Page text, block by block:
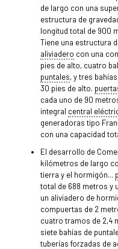
de largo con una
estructura de
longitud total de 900
Tiene una estructura
aliviadero con una
pies de alto, cuatro
puntales, y tres
30 pies de alto.
cada uno de 90
integral central
generadoras tipo
con una capacidad
El desarrollo de
kilómetros de largo
tierra y el hormigón...
total de 688 metros y
un aliviadero de
compuertas de 2
cuatro tramos de 2,4
siete bahías de
tuberías forzadas de